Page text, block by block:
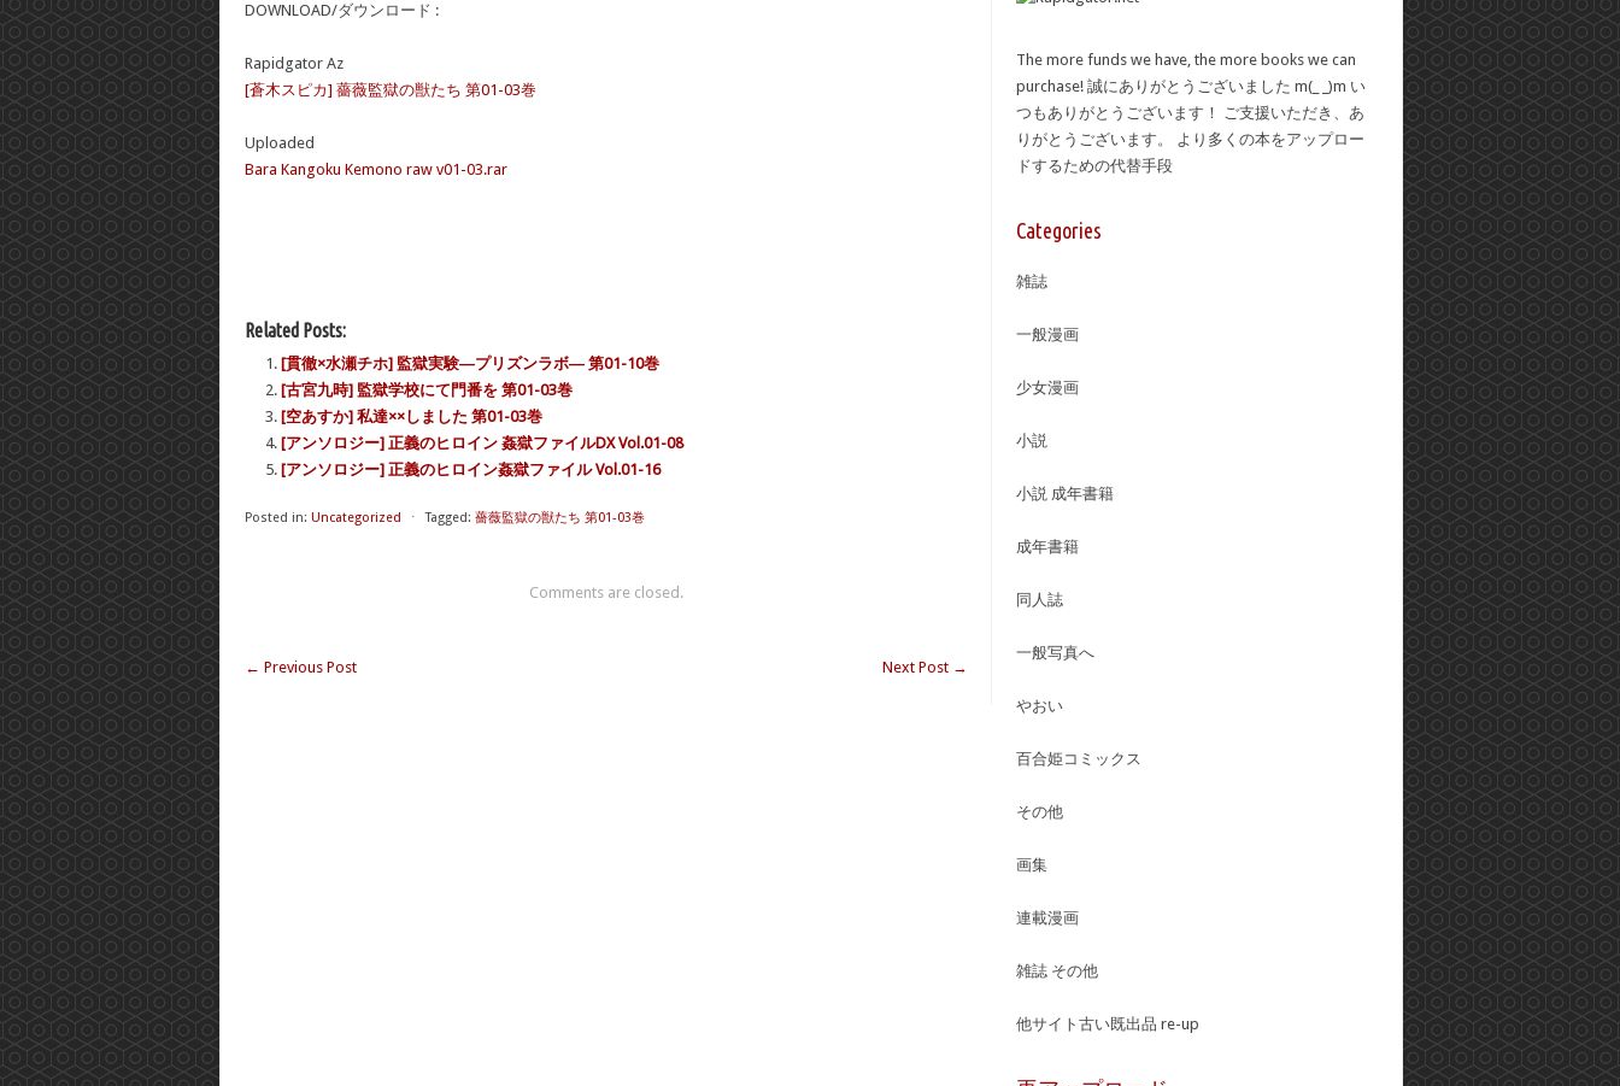
DOWNLOAD/ダウンロード :
Rapidgator Az
[蒼木スピカ] 薔薇監獄の獣たち 第01-03巻
Uploaded
Bara Kangoku Kemono raw v01-03.rar
Related Posts:
[貫徹×水瀬チホ] 監獄実験―プリズンラボ― 第01-10巻
[古宮九時] 監獄学校にて門番を 第01-03巻
[空あすか] 私達××しました 第01-03巻
[アンソロジー] 正義のヒロイン 姦獄ファイルDX Vol.01-08
[アンソロジー] 正義のヒロイン姦獄ファイル Vol.01-16
Posted in: Uncategorized ⋅ Tagged: 薔薇監獄の獣たち 第01-03巻
Comments are closed.
← Previous Post Next Post →
The more funds we have, the more books we can
purchase! 誠にありがとうございました m(_ _)m い
つもありがとうございます！ ご支援いただき、あ
りがとうございます。 より多くの本をアップロー
ドするための代替手段
Categories
雑誌
一般漫画
少女漫画
小説
小説 成年書籍
成年書籍
同人誌
一般写真へ
やおい
百合姫コミックス
その他
画集
連載漫画
雑誌 その他
他サイト古い既出品 re-up